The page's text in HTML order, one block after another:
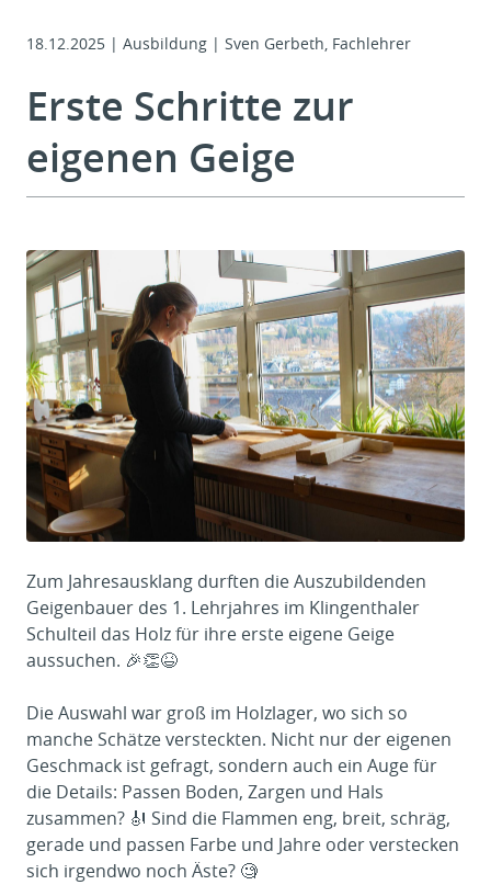
18.12.2025 | Ausbildung | Sven Gerbeth, Fachlehrer
Erste Schritte zur
eigenen Geige
Zum Jahresausklang durften die Auszubildenden
Geigenbauer des 1. Lehrjahres im Klingenthaler
Schulteil das Holz für ihre erste eigene Geige
aussuchen. 🎉👏😆
Die Auswahl war groß im Holzlager, wo sich so
manche Schätze versteckten. Nicht nur der eigenen
Geschmack ist gefragt, sondern auch ein Auge für
die Details: Passen Boden, Zargen und Hals
zusammen? 🎻 Sind die Flammen eng, breit, schräg,
gerade und passen Farbe und Jahre oder verstecken
sich irgendwo noch Äste? 🧐